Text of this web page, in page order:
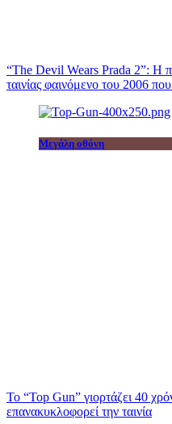
“The Devil Wears Prada 2”: Η
ταινίας φαινόμενο του 2006
Μεγάλη οθόνη
Το “Top Gun” γιορτάζει 40
επανακυκλοφορεί την ταινία